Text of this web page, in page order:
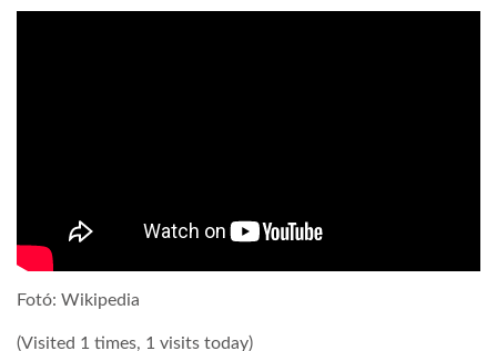
Fotó: Wikipedia
(Visited 1 times, 1 visits today)